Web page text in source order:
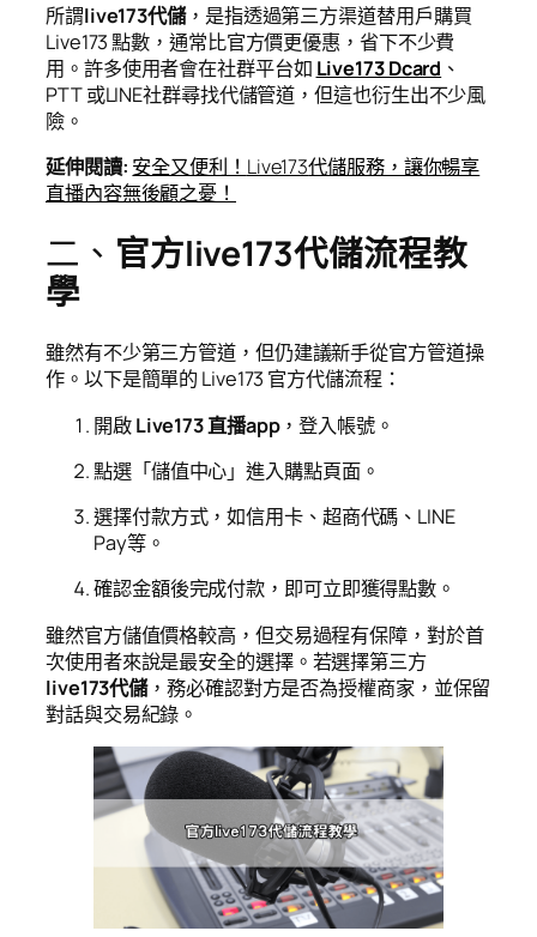
所謂live173代儲，是指透過第三方渠道替用戶購買
Live173 點數，通常比官方價更優惠，省下不少費
用。許多使用者會在社群平台如 Live173 Dcard 、
PTT 或LINE社群尋找代儲管道，但這也衍生出不少風
險。
延伸閱讀: 安全又便利！ Live173代儲服務，讓你暢享
直播內容無後顧之憂！
二、 官方live173代儲流程教
學
雖然有不少第三方管道，但仍建議新手從官方管道操
作。以下是簡單的 Live173 官方代儲流程：
開啟Live173 直播app，登入帳號。
點選「儲值中心」進入購點頁面。
選擇付款方式，如信用卡、超商代碼、LINE
Pay等。
確認金額後完成付款，即可立即獲得點數。
雖然官方儲值價格較高，但交易過程有保障，對於首
次使用者來說是最安全的選擇。若選擇第三方
live173代儲，務必確認對方是否為授權商家，並保留
對話與交易紀錄。